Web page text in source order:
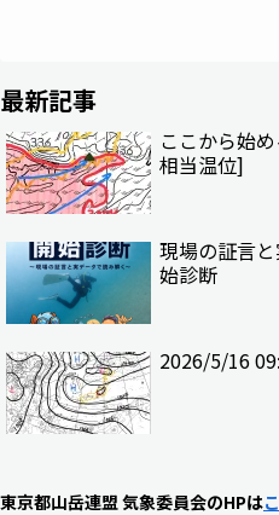
最新記事
ここから始
相当温位]
現場の証言
始診断
2026/5/16
東京都山岳連盟 気象委員会のHPは